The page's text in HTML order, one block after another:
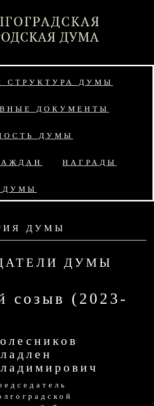
СТРУКТУРА ДУМЫ
ДОКУМЕНТЫ
ДУМЫ
НАГРАДЫ
ДУМЫ
ДУМЫ
ДУМЫ
созыв (2023-